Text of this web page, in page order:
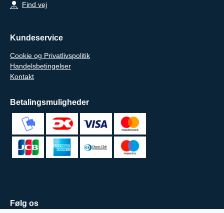
Find vej
Kundeservice
Cookie og Privatlivspolitik
Handelsbetingelser
Kontakt
Betalingsmuligheder
Følg os